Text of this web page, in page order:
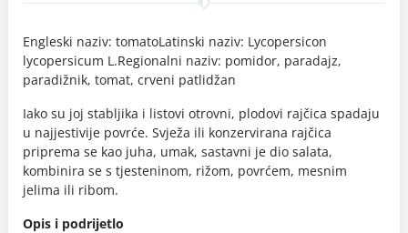
Engleski naziv: tomatoLatinski naziv: Lycopersicon
lycopersicum L.Regionalni naziv: pomidor, paradajz,
paradižnik, tomat, crveni patlidžan
Iako su joj stabljika i listovi otrovni, plodovi rajčica spadaju
u najjestivije povrće. Svježa ili konzervirana rajčica
priprema se kao juha, umak, sastavni je dio salata,
kombinira se s tjesteninom, rižom, povrćem, mesnim
jelima ili ribom.
Opis i podrijetlo